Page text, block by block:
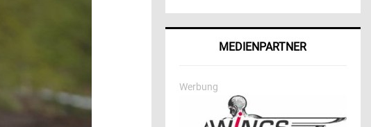
MEDIENPARTNER
Werbung